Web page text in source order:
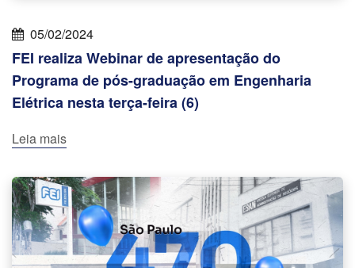
05/02/2024
FEI realiza Webinar de apresentação do
Programa de pós-graduação em Engenharia
Elétrica nesta terça-feira (6)
Leia mais